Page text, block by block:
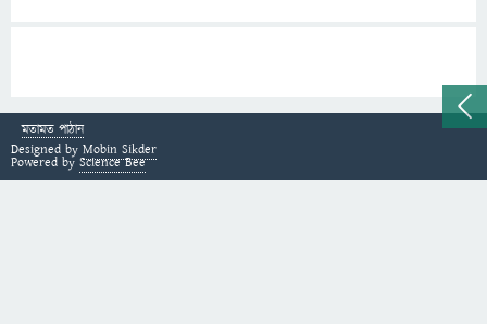
মতামত পাঠান
Designed by Mobin Sikder
Powered by Science Bee